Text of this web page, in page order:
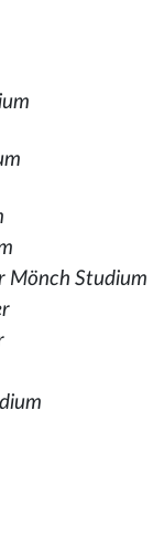
Mönch Studium